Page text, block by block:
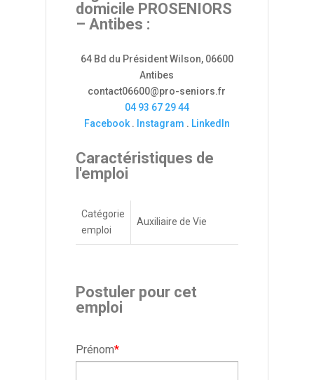
domicile PROSENIORS
– Antibes :
64 Bd du Président Wilson, 06600
Antibes
contact06600@pro-seniors.fr
04 93 67 29 44
Facebook. Instagram . LinkedIn
Caractéristiques de
l'emploi
Catégorie
emploi
Auxiliaire de Vie
Postuler pour cet
emploi
Prénom*